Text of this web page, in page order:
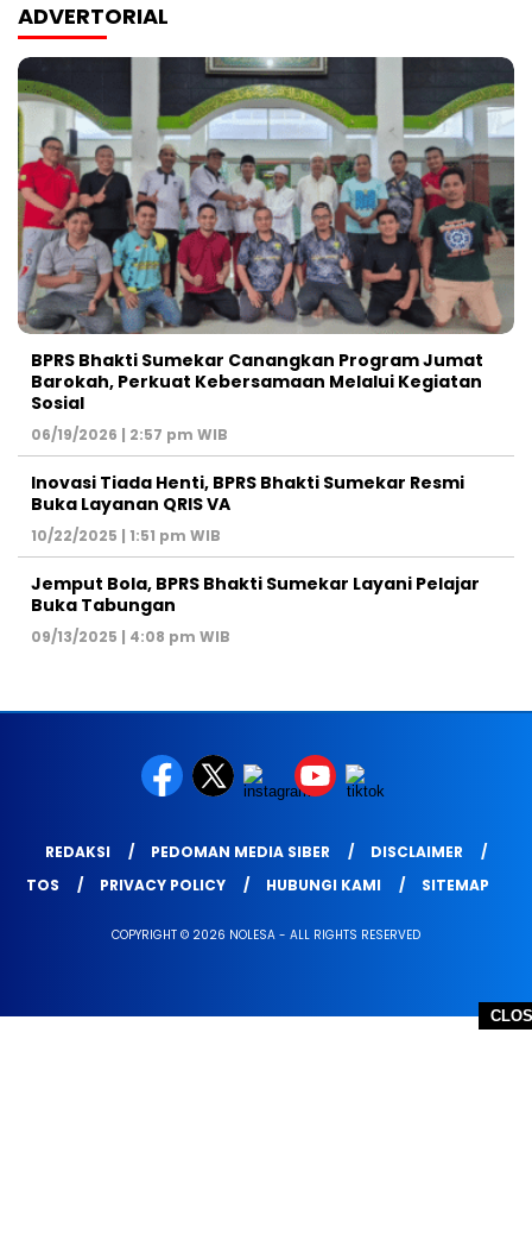
ADVERTORIAL
BPRS Bhakti Sumekar Canangkan Program Jumat
Barokah, Perkuat Kebersamaan Melalui Kegiatan
Sosial
06/19/2026 | 2:57 pm WIB
Inovasi Tiada Henti, BPRS Bhakti Sumekar Resmi
Buka Layanan QRIS VA
10/22/2025 | 1:51 pm WIB
Jemput Bola, BPRS Bhakti Sumekar Layani Pelajar
Buka Tabungan
09/13/2025 | 4:08 pm WIB
REDAKSI PEDOMAN MEDIA SIBER
DISCLAIMER
TOS
PRIVACY POLICY HUBUNGI KAMI SITEMAP
COPYRIGHT © 2026 NOLESA - ALL RIGHTS RESERVED